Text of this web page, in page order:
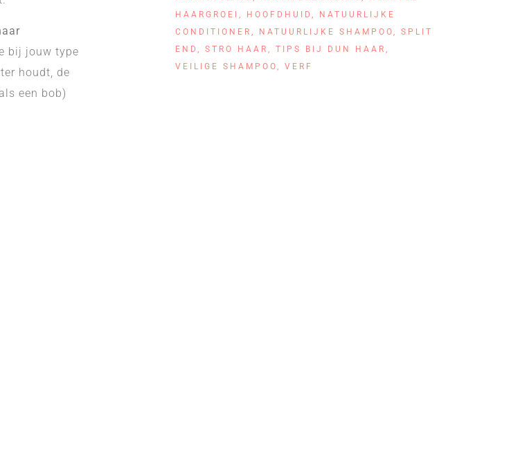
bij jouw type
houdt, de
een bob)
HAARGROEI , HOOFDHUID ,
NATUURLIJKE
CONDITIONER , NATUURLIJKE SHAMPOO, SPLIT
END , STRO HAAR , TIPS BIJ DUN HAAR ,
VEILIGE SHAMPOO, VERF